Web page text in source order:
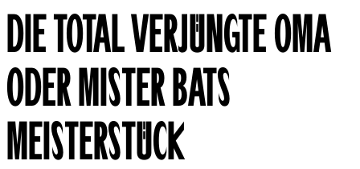
DIE TOTAL VERJÜNGTE OMA
ODER MISTER BATS
MEISTERSTÜCK